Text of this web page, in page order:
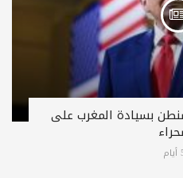
بسيادة المغرب على